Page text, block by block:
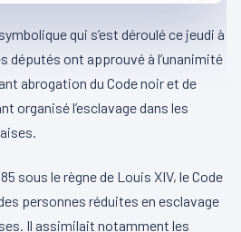
qui s’est déroulé ce jeudi à
députés ont approuvé à l’unanimité
abrogation du Code noir et de
organisé l’esclavage dans les
sous le règne de Louis XIV, le Code
personnes réduites en esclavage
Il assimilait notamment les